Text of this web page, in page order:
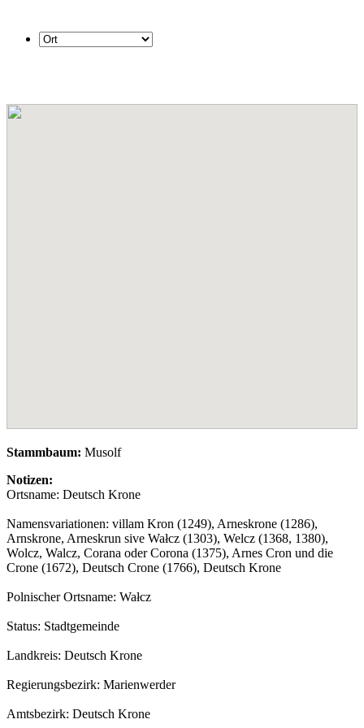
Stammbaum: Musolf
Notizen:
Ortsname: Deutsch Krone
Namensvariationen: villam Kron (1249), Arneskrone (1286),
Arnskrone, Arneskrun sive Wałcz (1303), Welcz (1368, 1380),
Wolcz, Walcz, Corana oder Corona (1375), Arnes Cron und die
Crone (1672), Deutsch Crone (1766), Deutsch Krone
Polnischer Ortsname: Wałcz
Status: Stadtgemeinde
Landkreis: Deutsch Krone
Regierungsbezirk: Marienwerder
Amtsbezirk: Deutsch Krone